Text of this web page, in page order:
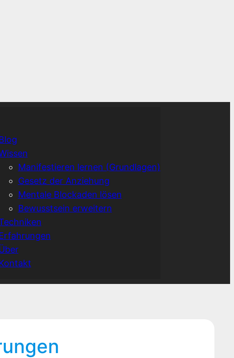
Manifestieren lernen (Grundlagen)
Gesetz der Anziehung
Mentale Blockaden lösen
Bewusstsein erweitern